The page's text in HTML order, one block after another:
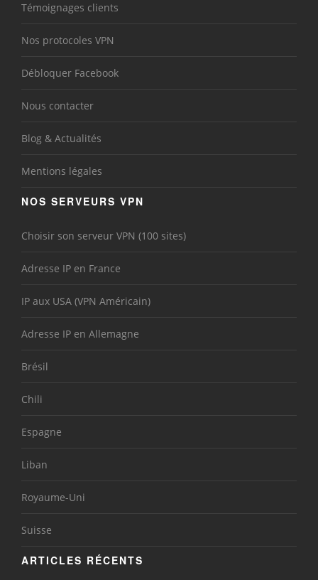
Témoignages clients
Nos protocoles VPN
Débloquer Facebook
Nous contacter
Blog & Actualités
Mentions légales
NOS SERVEURS VPN
Choisir son serveur VPN (100 sites)
Adresse IP en France
IP aux USA (VPN Américain)
Adresse IP en Allemagne
Brésil
Chili
Espagne
Liban
Royaume-Uni
Suisse
ARTICLES RÉCENTS